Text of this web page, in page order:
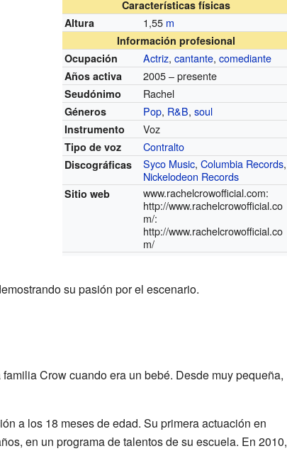
Características físicas
Altura
1,55 m
Información profesional
Ocupación
Actriz,cantante,comediante
Años activa 2005 – presente
Seudónimo Rachel
Géneros Pop, R&B,soul
Instrumento Voz
Tipo de voz Contralto
Discográficas Syco Music,Columbia Records,
Nickelodeon Records
Sitio web
www.rachelcrowofficial.com:
http://www.rachelcrowofficial.co
m/:
http://www.rachelcrowofficial.co
m/
su pasión por el escenario.
Crow cuando era un bebé. Desde muy pequeña,
a los 18 meses de edad. Su primera actuación en
en un programa de talentos de su escuela. En 2010,